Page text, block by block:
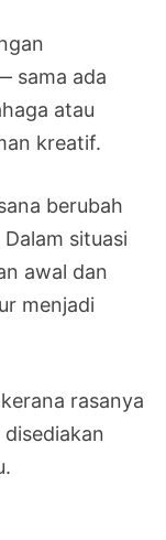
sama ada
atau
kreatif.
berubah
situasi
awal dan
menjadi
rasanya